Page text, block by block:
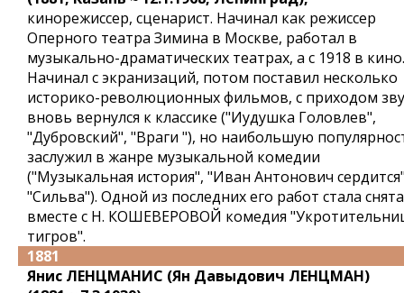
кинорежиссер, сценарист. Начинал как режиссер
Оперного театра Зимина в Москве, работал в
музыкально-драматических театрах, а с 1918 в кино.
Начинал с экранизаций, потом поставил несколько
историко-революционных фильмов, с приходом
вновь вернулся к классике ("Иудушка Головлев",
"Дубровский", "Враги "), но наибольшую
заслужил в жанре музыкальной комедии
("Музыкальная история", "Иван Антонович
"Сильва"). Одной из последних его работ стала
вместе с Н. КОШЕВЕРОВОЙ комедия
тигров".
1881
Янис ЛЕНЦМАНИС (Ян Давыдович ЛЕНЦМАН)